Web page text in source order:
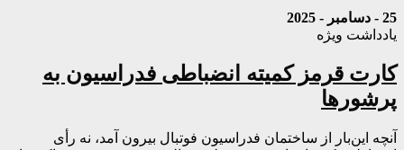
25 - دسامبر - 2025
یادداشت ویژه
کارت قرمز کمیته انضباطی فدراسیون به
پرشورها
آنچه این‌بار از ساختمان فدراسیون فوتبال بیرون آمد، نه رأی